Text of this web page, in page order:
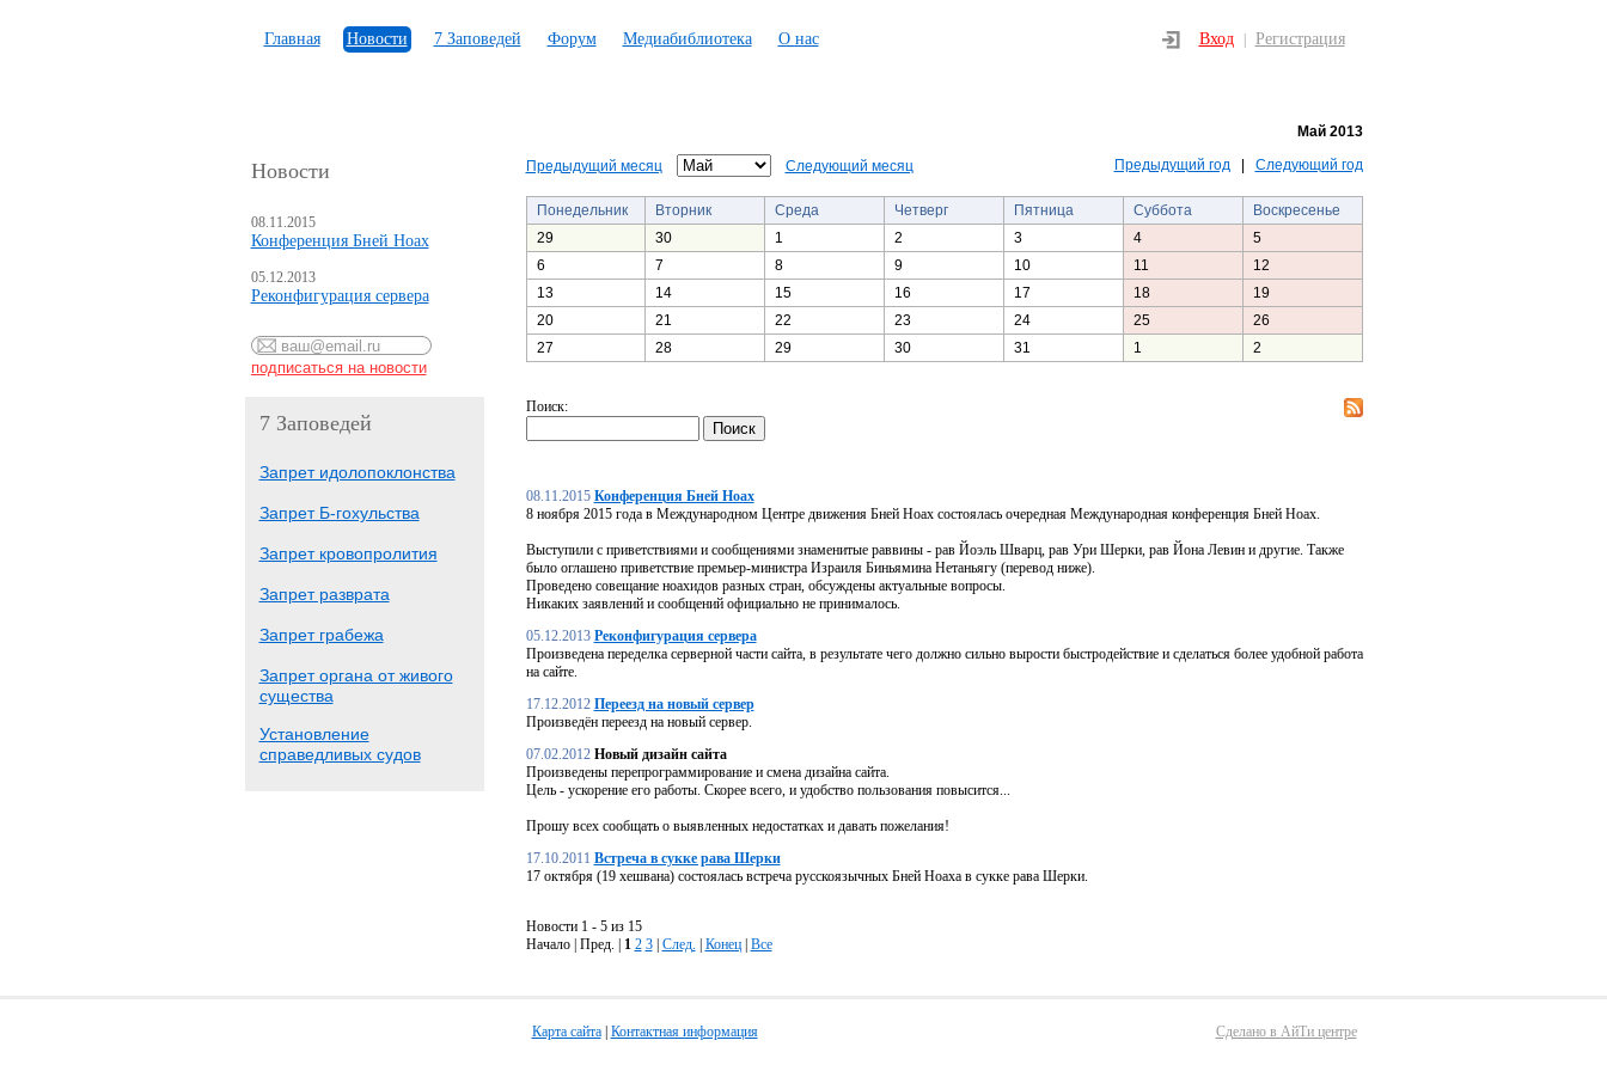
Главная Новости 7 Заповедей Форум Медиабиблиотека О нас Вход Регистрация
Новости
08.11.2015
Конференция Бней Ноах
05.12.2013
Реконфигурация сервера
7 Заповедей
Запрет идолопоклонства
Запрет Б-гохульства
Запрет кровопролития
Запрет разврата
Запрет грабежа
Запрет органа от живого
существа
Установление
справедливых судов
Май 2013
Предыдущий месяц Следующий месяц Предыдущий год| Следующий год
Понедельник Вторник Среда Четверг Пятница Суббота
Воскресенье
29
30 1 2 3 4
5
6
7 8 9 10 11
12
13
14 15 16 17 18
19
20
21 22 23 24 25
26
27
28 29 30 31 1 2
Поиск:
08.11.2015 Конференция Бней Ноах
8 ноября 2015 года в Международном Центре движения Бней Ноах состоялась очередная Международная конференция Бней Ноах.
Выступили с приветствиями и сообщениями знаменитые раввины - рав Йоэль Шварц, рав Ури Шерки, рав Йона Левин и другие. Также
было оглашено приветствие премьер-министра Израиля Биньямина Нетаньягу (перевод ниже).
Проведено совещание ноахидов разных стран, обсуждены актуальные вопросы.
Никаких заявлений и сообщений официально не принималось.
05.12.2013 Реконфигурация сервера
Произведена переделка серверной части сайта, в результате чего должно сильно вырости быстродействие и сделаться более удобной работа
на сайте.
17.12.2012 Переезд на новый сервер
Произведён переезд на новый сервер.
07.02.2012 Новый дизайн сайта
Произведены перепрограммирование и смена дизайна сайта.
Цель - ускорение его работы. Скорее всего, и удобство пользования повысится...
Прошу всех сообщать о выявленных недостатках и давать пожелания!
17.10.2011 Встреча в сукке рава Шерки
17 октября (19 хешвана) состоялась встреча русскоязычных Бней Ноаха в сукке рава Шерки.
Новости 1 - 5 из 15
Начало | Пред. |
1 2 3| След. Конец Все
Карта сайта| Контактная информация Сделано в АйТи центре